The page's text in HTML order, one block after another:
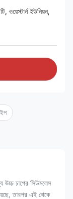
ওয়েস্টার্ন ইউনিয়ন,
চাপের সিউমলেস
তারপর এই থেকে